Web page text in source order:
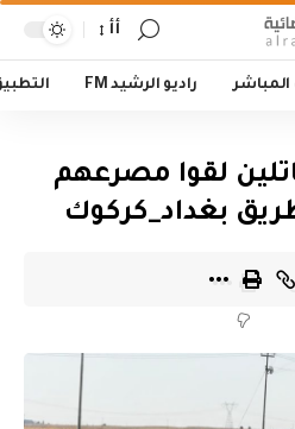
أأ
المباشر راديو الرشيد FM
تنعى 3 مقاتلين لقوا مصرعهم
بغداد_كركوك